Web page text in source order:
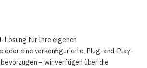
Lösung für Ihre eigenen
oder eine vorkonfigurierte ‚Plug-and-Play‘-
– wir verfügen über die